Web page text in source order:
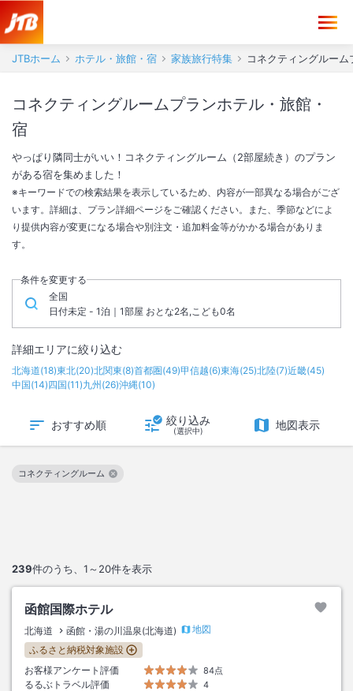
JTBホーム ホテル・旅館・宿 家族旅行特集 コネクティングルー
コネクティングルームプランホテル・旅館・
宿
やっぱり隣同士がいい！コネクティングルーム（2部屋続き）のプラン
がある宿を集めました！
※キーワードでの検索結果を表示しているため、内容が一部異なる場合がござ
います。詳細は、プラン詳細ページをご確認ください。また、季節などによ
り提供内容が変更になる場合や別注文・追加料金等がかかる場合がありま
す。
条件を変更する
全国
日付未定 - 1泊｜1部屋 おとな2名,こども0名
詳細エリアに絞り込む
北海道(18)東北(20)北関東(8)首都圏(49)甲信越(6)東海(25)北陸(7)近畿(45)
中国(14)四国(11)九州 (26)沖縄(10)
おすすめ順 絞り込み
(選択中) 地図表示
239件のうち、 1～20件を表示
コネクティングルーム
この絞り込み条件を解除
函館国際ホテル
北海道 函館・湯の川温泉(北海道)
地図
ふるさと納税対象施設
お客様アンケート評価
84点
るるぶトラベル評価
4